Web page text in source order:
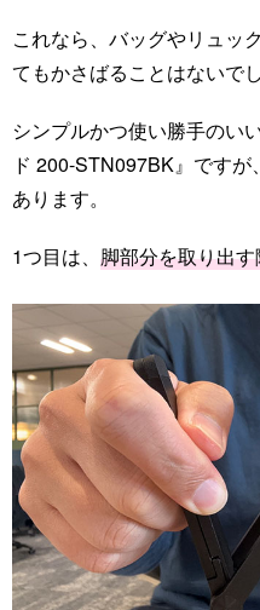
これなら、バッグやリュッ
てもかさばることはないでし
シンプルかつ使い勝手のい
ド 200-STN097BK』ですが、
あります。
1つ目は、 脚部分を取り出